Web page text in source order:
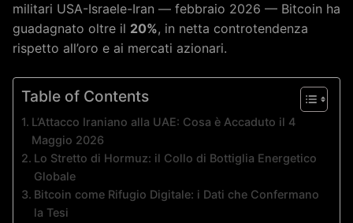
militari USA-Israele-Iran — febbraio 2026 — Bitcoin ha
guadagnato oltre il 20%, in netta controtendenza
rispetto all’oro e ai mercati azionari.
Table of Contents
L’Attacco Iraniano alla UAE: Cosa è Accaduto il 4
Maggio 2026
Lo Stretto di Hormuz: il Collo di Bottiglia Energetico
Globale
Bitcoin come Rifugio Digitale: i Dati che Confermano
la Tesi